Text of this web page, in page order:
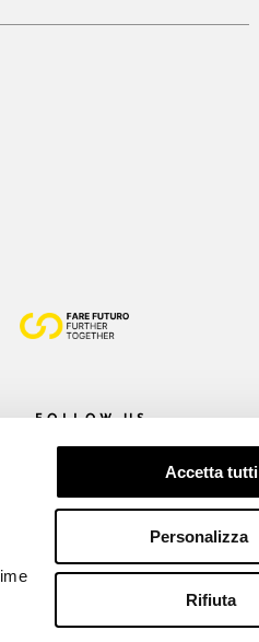
Accetta tutti
Personalizza
Rifiuta
FOLLOW US